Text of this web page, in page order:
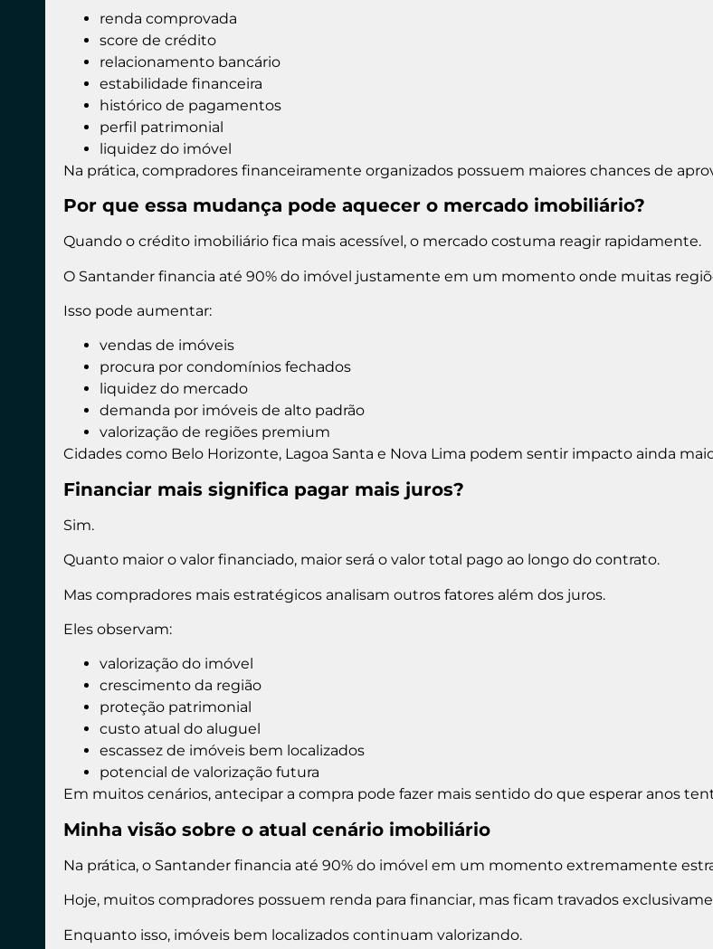
renda comprovada
score de crédito
relacionamento bancário
estabilidade financeira
histórico de pagamentos
perfil patrimonial
liquidez do imóvel
Na prática, compradores financeiramente organizados possuem maiores chances de
Por que essa mudança pode aquecer o mercado imobiliário?
Quando o crédito imobiliário fica mais acessível, o mercado costuma reagir rapidamente.
O Santander financia até 90% do imóvel justamente em um momento onde muitas
Isso pode aumentar:
vendas de imóveis
procura por condomínios fechados
liquidez do mercado
demanda por imóveis de alto padrão
valorização de regiões premium
Cidades como Belo Horizonte, Lagoa Santa e Nova Lima podem sentir impacto ainda
Financiar mais significa pagar mais juros?
Sim.
Quanto maior o valor financiado, maior será o valor total pago ao longo do contrato.
Mas compradores mais estratégicos analisam outros fatores além dos juros.
Eles observam:
valorização do imóvel
crescimento da região
proteção patrimonial
custo atual do aluguel
escassez de imóveis bem localizados
potencial de valorização futura
Em muitos cenários, antecipar a compra pode fazer mais sentido do que esperar anos
Minha visão sobre o atual cenário imobiliário
Na prática, o Santander financia até 90% do imóvel em um momento extremamente
Hoje, muitos compradores possuem renda para financiar, mas ficam travados
Enquanto isso, imóveis bem localizados continuam valorizando.